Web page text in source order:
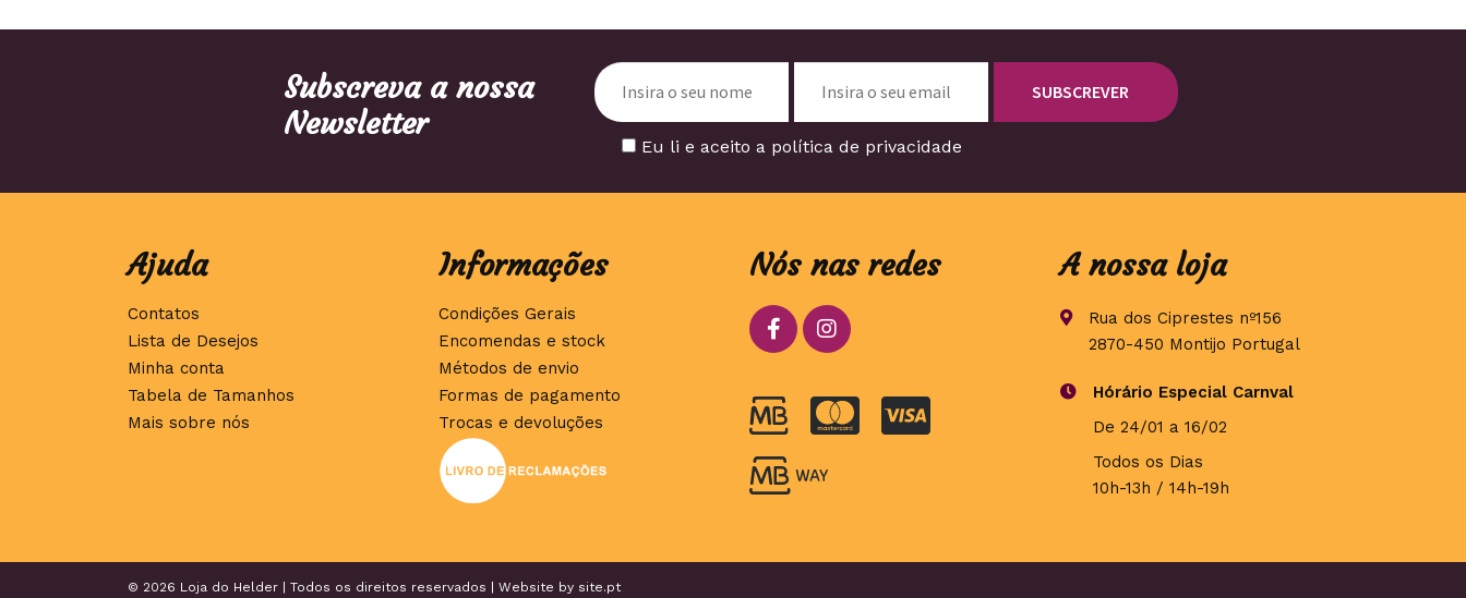
Subscreva a nossa
Newsletter
Eu li e aceito a política de privacidade
Ajuda
Contatos
Lista de Desejos
Minha conta
Tabela de Tamanhos
Mais sobre nós
Informações
Condições Gerais
Encomendas e stock
Métodos de envio
Formas de pagamento
Trocas e devoluções
Nós nas redes A nossa loja
Rua dos Ciprestes nº156
2870-450 Montijo Portugal
Hórário Especial Carnval
De 24/01 a 16/02
Todos os Dias
10h-13h / 14h-19h
© 2026 Loja do Helder | Todos os direitos reservados | Website by site.pt